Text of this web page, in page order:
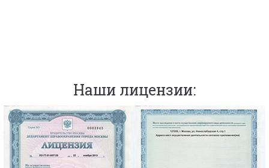
Наши лицензии: